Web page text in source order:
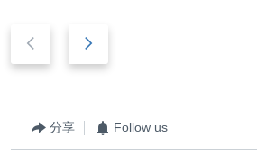
分享 Follow us